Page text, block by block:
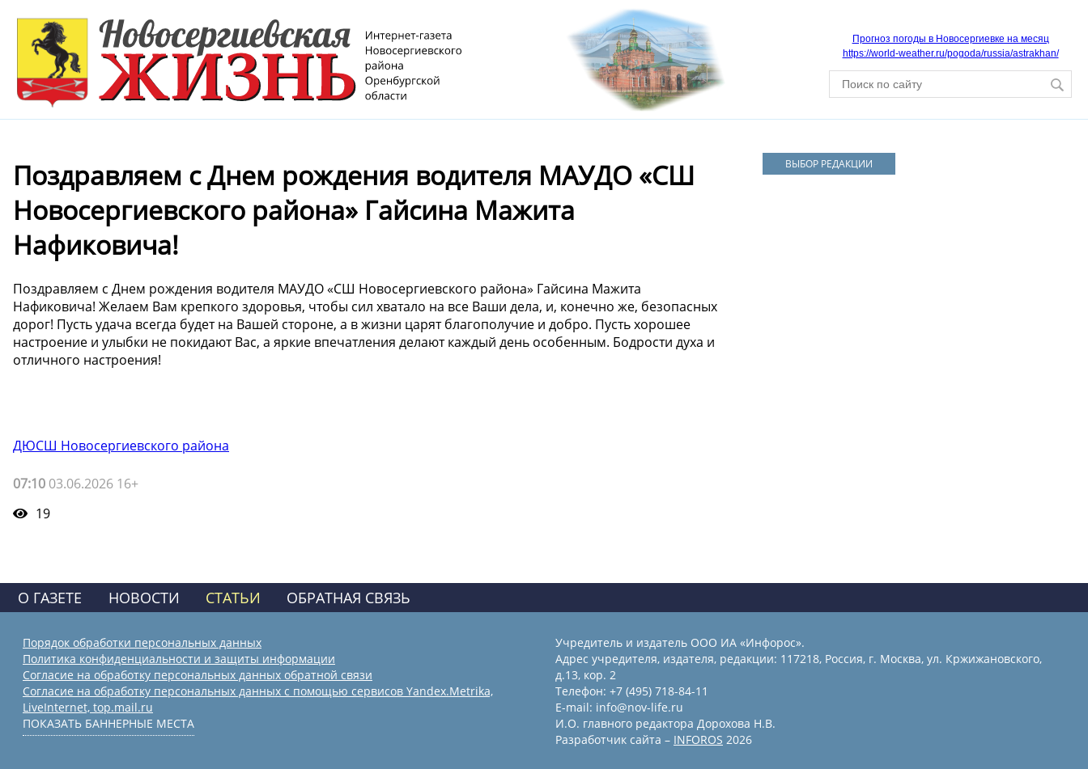
Прогноз погоды в Новосергиевке на месяц
https://world-weather.ru/pogoda/russia/astrakhan/
Поздравляем с Днем рождения водителя МАУДО «СШ
Новосергиевского района» Гайсина Мажита
Нафиковича!
Поздравляем с Днем рождения водителя МАУДО «СШ Новосергиевского района» Гайсина Мажита
Нафиковича! Желаем Вам крепкого здоровья, чтобы сил хватало на все Ваши дела, и, конечно же, безопасных
дорог! Пусть удача всегда будет на Вашей стороне, а в жизни царят благополучие и добро. Пусть хорошее
настроение и улыбки не покидают Вас, а яркие впечатления делают каждый день особенным. Бодрости духа и
отличного настроения!
ДЮСШ Новосергиевского района
07:10 03.06.2026 16+
19
ВЫБОР РЕДАКЦИИ
О ГАЗЕТЕ НОВОСТИ СТАТЬИ ОБРАТНАЯ СВЯЗЬ
Порядок обработки персональных данных
Политика конфиденциальности и защиты информации
Согласие на обработку персональных данных обратной связи
Согласие на обработку персональных данных с помощью сервисов Yandex.Metrika,
LiveInternet, top.mail.ru
ПОКАЗАТЬ БАННЕРНЫЕ МЕСТА
Учредитель и издатель ООО ИА «Инфорос».
Адрес учредителя, издателя, редакции: 117218, Россия, г. Москва, ул. Кржижановского,
д.13, кор. 2
Телефон: +7 (495) 718-84-11
E-mail: info@nov-life.ru
И.О. главного редактора Дорохова Н.В.
Разработчик сайта – INFOROS 2026